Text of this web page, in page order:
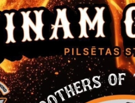
OTĒŠANAS DARBNĪCĀ 19.
zināšanas par otēšanas
lai uz koka priekšmeta
veidot mēbeles…